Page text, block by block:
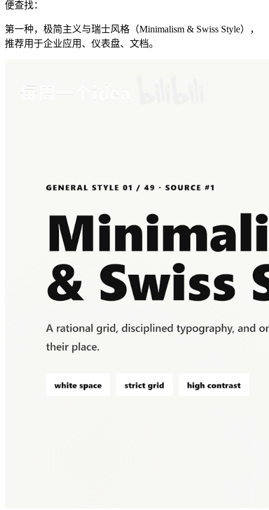
便查找：
第一种，极简主义与瑞士风格（Minimalism & Swiss Style），
推荐用于企业应用、仪表盘、文档。